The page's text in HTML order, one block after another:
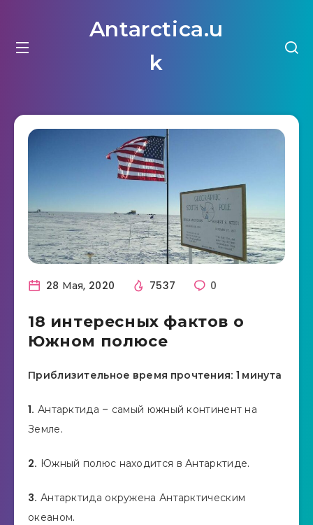
Antarctica.u
k
28 Мая, 2020 7537 0
18 интересных фактов о
Южном полюсе
Приблизительное время прочтения: 1 минута
1. Антарктида – самый южный континент на
Земле.
2. Южный полюс находится в Антарктиде.
3. Антарктида окружена Антарктическим
океаном.